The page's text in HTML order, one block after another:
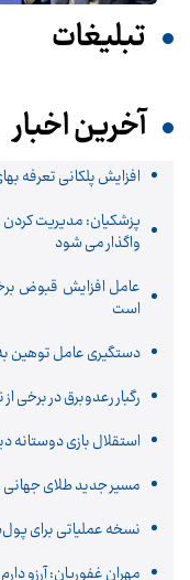
تبلیغات
آخرین اخبار
افزایش پلکانی تعرفه
پزشکیان: مدیریت کردن
واگذار می شود
عامل افزایش قبوض
است
دستگیری عامل توهین
رگبار رعدوبرق در برخی
استقلال بازی دوستانه
مسیر جدید طلای
نسخه عملیاتی برای
مهران غفوریان: آرزو